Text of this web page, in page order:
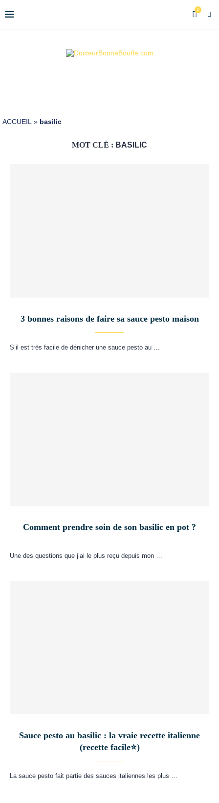
0
ACCUEIL » basilic
MOT CLÉ : BASILIC
3 bonnes raisons de faire sa sauce pesto maison
S’il est très facile de dénicher une sauce pesto au …
Comment prendre soin de son basilic en pot ?
Une des questions que j’ai le plus reçu depuis mon …
Sauce pesto au basilic : la vraie recette italienne
(recette facile⭐)
La sauce pesto fait partie des sauces italiennes les plus …